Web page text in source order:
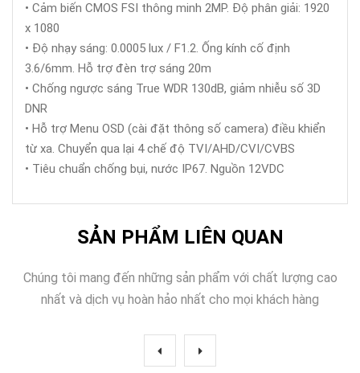
• Cảm biến CMOS FSI thông minh 2MP. Độ phân giải: 1920
x 1080
• Độ nhạy sáng: 0.0005 lux / F1.2. Ống kính cố định
3.6/6mm. Hỗ trợ đèn trợ sáng 20m
• Chống ngược sáng True WDR 130dB, giảm nhiễu số 3D
DNR
• Hỗ trợ Menu OSD (cài đặt thông số camera) điều khiển
từ xa. Chuyển qua lại 4 chế độ TVI/AHD/CVI/CVBS
• Tiêu chuẩn chống bụi, nước IP67. Nguồn 12VDC
SẢN PHẨM LIÊN QUAN
Chúng tôi mang đến những sản phẩm với chất lượng cao
nhất và dịch vụ hoàn hảo nhất cho mọi khách hàng